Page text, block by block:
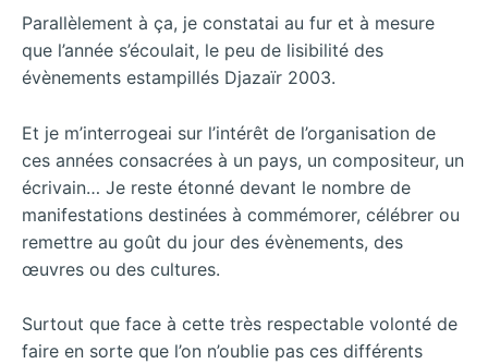
Parallèlement à ça, je constatai au fur et à mesure
que l’année s’écoulait, le peu de lisibilité des
évènements estampillés Djazaïr 2003.
Et je m’interrogeai sur l’intérêt de l’organisation de
ces années consacrées à un pays, un compositeur, un
écrivain… Je reste étonné devant le nombre de
manifestations destinées à commémorer, célébrer ou
remettre au goût du jour des évènements, des
œuvres ou des cultures.
Surtout que face à cette très respectable volonté de
faire en sorte que l’on n’oublie pas ces différents